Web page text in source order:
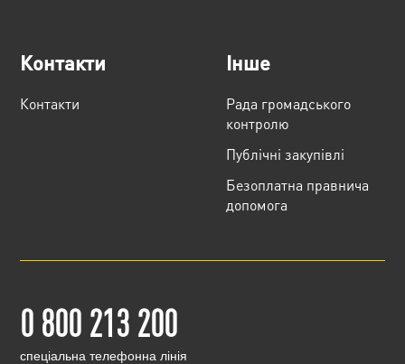
Контакти
Контакти
Інше
Рада громадського
контролю
Публічні закупівлі
Безоплатна правнича
допомога
0 800 213 200
cпеціальна телефонна лінія